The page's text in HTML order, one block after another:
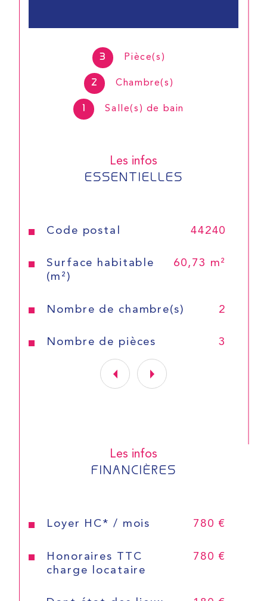
3 Pièce(s)
2 Chambre(s)
1 Salle(s) de bain
Les infos
ESSENTIELLES
Caractéristiques Valeurs
Code postal 44240
Surface habitable
(m²)
60,73 m²
Nombre de chambre(s) 2
Nombre de pièces 3
TOM)
HONORAIRES : 780€ TTC
Les infos
FINANCIÈRES
Loyer HC* / mois 780 €
Honoraires TTC
charge locataire
780 €